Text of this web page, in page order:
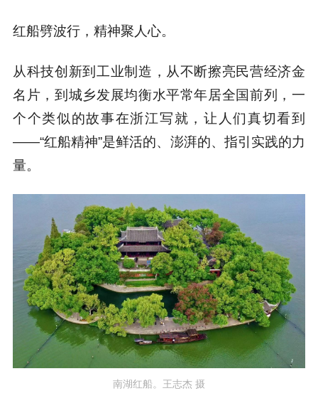
红船劈波行，精神聚人心。
从科技创新到工业制造，从不断擦亮民营经济金
名片，到城乡发展均衡水平常年居全国前列，一
个个类似的故事在浙江写就，让人们真切看到
——“红船精神”是鲜活的、澎湃的、指引实践的力
量。
南湖红船。王志杰 摄